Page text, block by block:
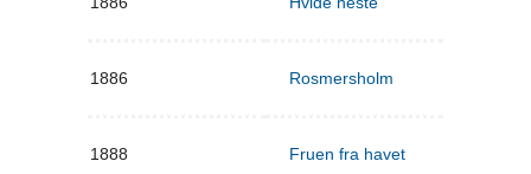
1886 Rosmersholm
1888 Fruen fra havet